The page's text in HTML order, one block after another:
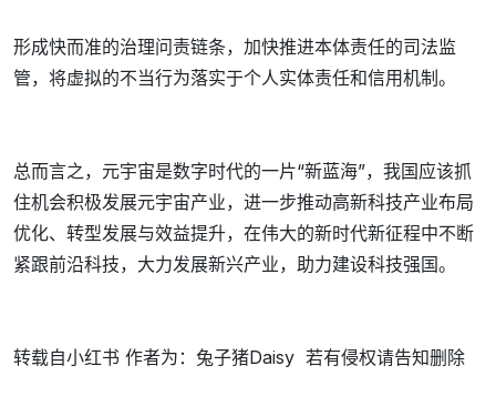
形成快而准的治理问责链条，加快推进本体责任的司法监
管，将虚拟的不当行为落实于个人实体责任和信用机制。
总而言之，元宇宙是数字时代的一片“新蓝海”，我国应该抓
住机会积极发展元宇宙产业，进一步推动高新科技产业布局
优化、转型发展与效益提升，在伟大的新时代新征程中不断
紧跟前沿科技，大力发展新兴产业，助力建设科技强国。
转载自小红书 作者为：兔子猪Daisy 若有侵权请告知删除